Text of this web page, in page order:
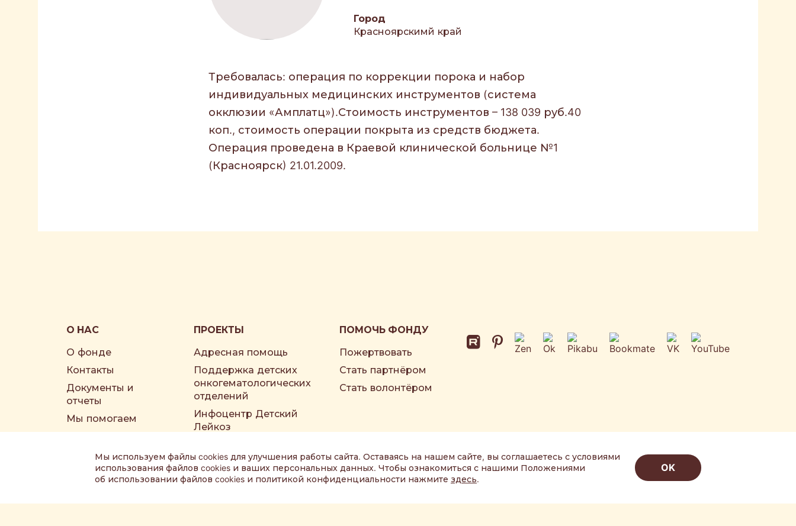
Город
Красноярскимй край
Требовалась: операция по коррекции порока и набор
индивидуальных медицинских инструментов (система
окклюзии «Амплатц»).Стоимость инструментов – 138 039 руб.40
коп., стоимость операции покрыта из средств бюджета.
Операция проведена в Краевой клинической больнице №1
(Красноярск) 21.01.2009.
О НАС
О фонде
Контакты
Документы и
отчеты
Мы помогаем
Наши друзья
Партнёры фонда
ПРОЕКТЫ
Адресная помощь
Поддержка детских
онкогематологических
отделений
Инфоцентр Детский
Лейкоз
ПОМОЧЬ ФОНДУ
Пожертвовать
Стать партнёром
Стать волонтёром
© 2013-2026 Благотворительный фонд помощи тяжелобольным детям «ЖИВИ»
Мы используем файлы cookies для улучшения работы сайта. Оставаясь на нашем сайте, вы соглашаетесь с условиями
использования файлов cookies и ваших персональных данных. Чтобы ознакомиться с нашими Положениями
об использовании файлов cookies и политикой конфиденциальности нажмите здесь.
OK